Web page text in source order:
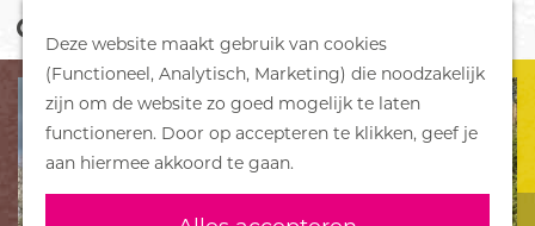
Deze website maakt gebruik van cookies
(Functioneel, Analytisch, Marketing) die noodzakelijk
zijn om de website zo goed mogelijk te laten
functioneren. Door op accepteren te klikken, geef je
aan hiermee akkoord te gaan.
G
a
a
r
o
e
k
e
n
M
e
n
u
DORPEN
Bennekom
De Klomp
Deelen